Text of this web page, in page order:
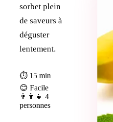
sorbet plein
de saveurs à
déguster
lentement.
⏱ 15 min
😊 Facile
👨‍👩‍👧 4
personnes